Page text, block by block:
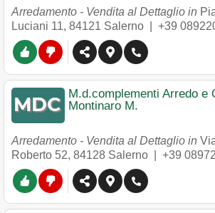
Arredamento - Vendita al Dettaglio in
Luciani 11, 84121 Salerno +39
M.d.complementi Arredo e
Montinaro M.
Arredamento - Vendita al Dettaglio in
Roberto 52, 84128 Salerno +39